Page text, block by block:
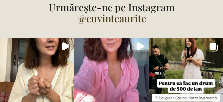
Urmărește-ne pe Instagram
@cuvinteaurite